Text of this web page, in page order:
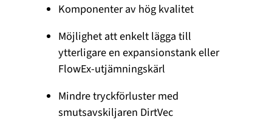
Komponenter av hög kvalitet
Möjlighet att enkelt lägga till
ytterligare en expansionstank eller
FlowEx-utjämningskärl
Mindre tryckförluster med
smutsavskiljaren DirtVec